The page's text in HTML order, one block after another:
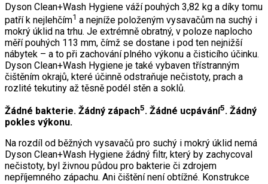
Dyson Clean+Wash Hygiene váží pouhých 3,82 kg a díky tomu
patří k nejlehčím1 a nejníže položeným vysavačům na suchý i
mokrý úklid na trhu. Je extrémně obratný, v poloze naplocho
měří pouhých 113 mm, čímž se dostane i pod ten nejnižší
nábytek – a to při zachování plného výkonu a čisticího účinku.
Dyson Clean+Wash Hygiene je také vybaven třístranným
čištěním okrajů, které účinně odstraňuje nečistoty, prach a
rozlité tekutiny až těsně podél stěn a soklů.
Žádné bakterie. Žádný zápach5. Žádné ucpávání5. Žádný
pokles výkonu.
Na rozdíl od běžných vysavačů pro suchý i mokrý úklid nemá
Dyson Clean+Wash Hygiene žádný filtr, který by zachycoval
nečistoty, byl živnou půdou pro bakterie či zdrojem
nepříjemného zápachu. Ani čištění není obtížné. Konstrukce